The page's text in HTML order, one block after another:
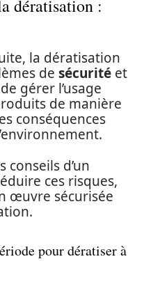
dératisation :
la dératisation
de sécurité et
gérer l’usage
de manière
conséquences
conseils d’un
ces risques,
œuvre sécurisée
pour dératiser à